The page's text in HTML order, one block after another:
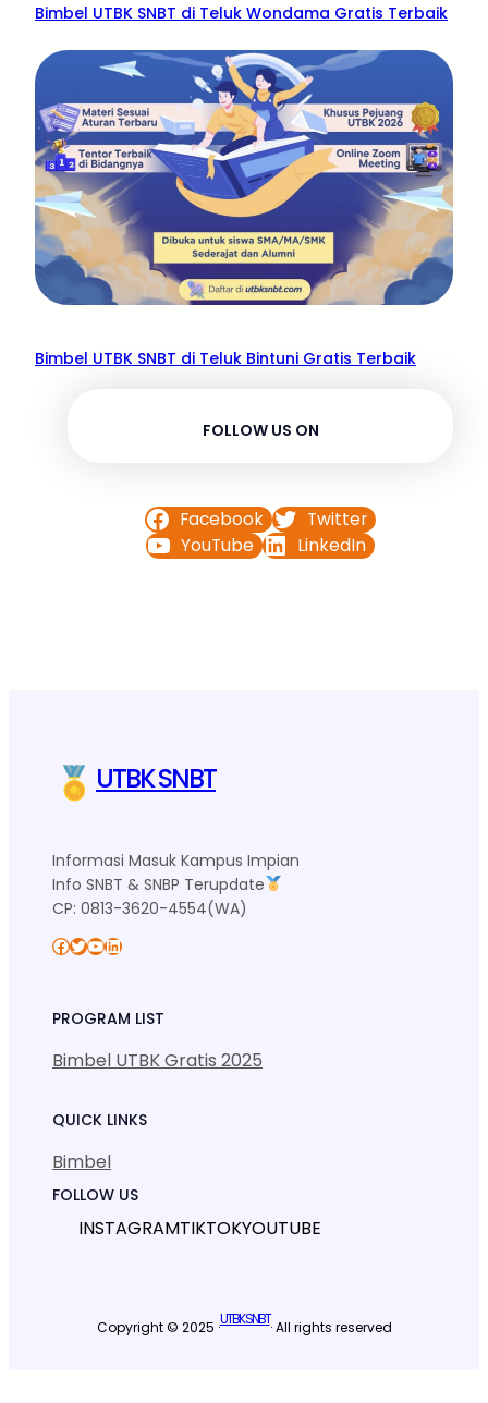
Bimbel UTBK SNBT di Teluk Wondama Gratis Terbaik
Bimbel UTBK SNBT di Teluk Bintuni Gratis Terbaik
FOLLOW US ON
Facebook
Twitter
YouTube
LinkedIn
UTBK SNBT
Informasi Masuk Kampus Impian
Info SNBT & SNBP Terupdate
CP: 0813-3620-4554(WA)
Facebook Twitter YouTube LinkedIn
PROGRAM LIST
Bimbel UTBK Gratis 2025
QUICK LINKS
Bimbel
FOLLOW US
INSTAGRAMTIKTOKYOUTUBE
Copyright © 2025 ·UTBK SNBT· All rights reserved